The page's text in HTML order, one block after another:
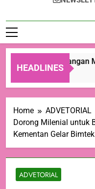
HEADLINES
Ketimpangan
6 Jam Ago
Home
ADVETORIAL
Dorong Milenial untuk
Kementan Gelar
ADVETORIAL